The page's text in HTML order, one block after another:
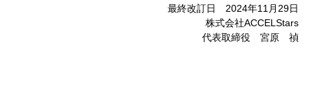
最終改訂日 2024年11月29日
株式会社ACCELStars
代表取締役 宮原 禎